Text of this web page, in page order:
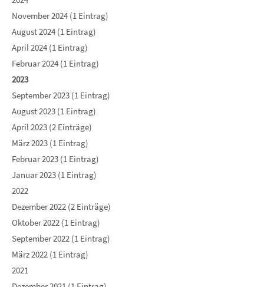
November 2024 (1 Eintrag)
August 2024 (1 Eintrag)
April 2024 (1 Eintrag)
Februar 2024 (1 Eintrag)
2023
September 2023 (1 Eintrag)
August 2023 (1 Eintrag)
April 2023 (2 Einträge)
März 2023 (1 Eintrag)
Februar 2023 (1 Eintrag)
Januar 2023 (1 Eintrag)
2022
Dezember 2022 (2 Einträge)
Oktober 2022 (1 Eintrag)
September 2022 (1 Eintrag)
März 2022 (1 Eintrag)
2021